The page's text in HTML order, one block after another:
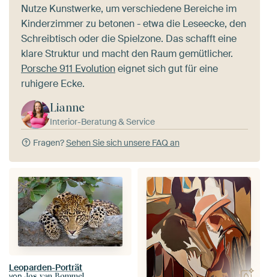
Nutze Kunstwerke, um verschiedene Bereiche im
Kinderzimmer zu betonen - etwa die Leseecke, den
Schreibtisch oder die Spielzone. Das schafft eine
klare Struktur und macht den Raum gemütlicher.
Porsche 911 Evolutioneignet sich gut für eine
ruhigere Ecke.
Lianne
Interior-Beratung & Service
Fragen?Sehen Sie sich unsere FAQ an
Leoparden-Porträt